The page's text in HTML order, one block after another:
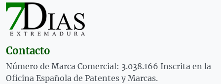
Contacto
Número de Marca Comercial: 3.038.166 Inscrita en la
Oficina Española de Patentes y Marcas.